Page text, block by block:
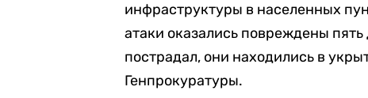
инфраструктуры в населенных
атаки оказались повреждены
пострадал, они находились в
Генпрокуратуры.